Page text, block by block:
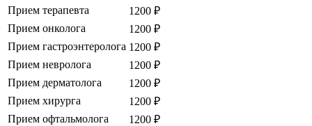
Прием терапевта
1200 ₽
Прием онколога
1200 ₽
Прием гастроэнтеролога 1200 ₽
Прием невролога
1200 ₽
Прием дерматолога
1200 ₽
Прием хирурга
1200 ₽
Прием офтальмолога
1200 ₽